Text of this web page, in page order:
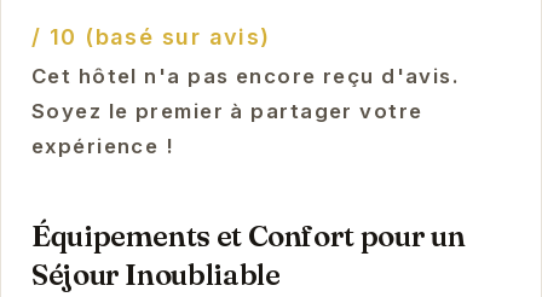
/ 10 (basé sur avis)
Cet hôtel n'a pas encore reçu d'avis.
Soyez le premier à partager votre
expérience !
Équipements et Confort pour un
Séjour Inoubliable